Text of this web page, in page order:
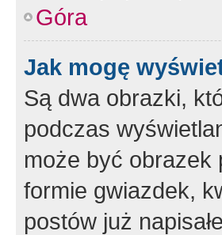
Góra
Jak mogę
Są dwa obrazki,
podczas
może być obrazek
formie gwiazdek,
postów już